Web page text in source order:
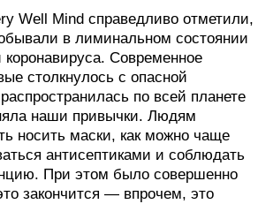
Well Mind справедливо отметили,
в лиминальном состоянии
Современное
столкнулось с опасной
по всей планете
наши привычки. Людям
носить маски, как можно чаще
антисептиками и соблюдать
При этом было совершенно
закончится — впрочем, это